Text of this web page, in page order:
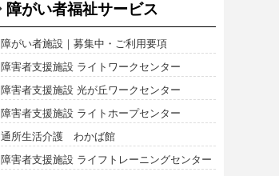
障がい者福祉サービス
障がい者施設｜募集中・ご利用要項
障害者支援施設 ライトワークセンター
障害者支援施設 光が丘ワークセンター
障害者支援施設 ライトホープセンター
通所生活介護 わかば館
障害者支援施設 ライフトレーニングセンター